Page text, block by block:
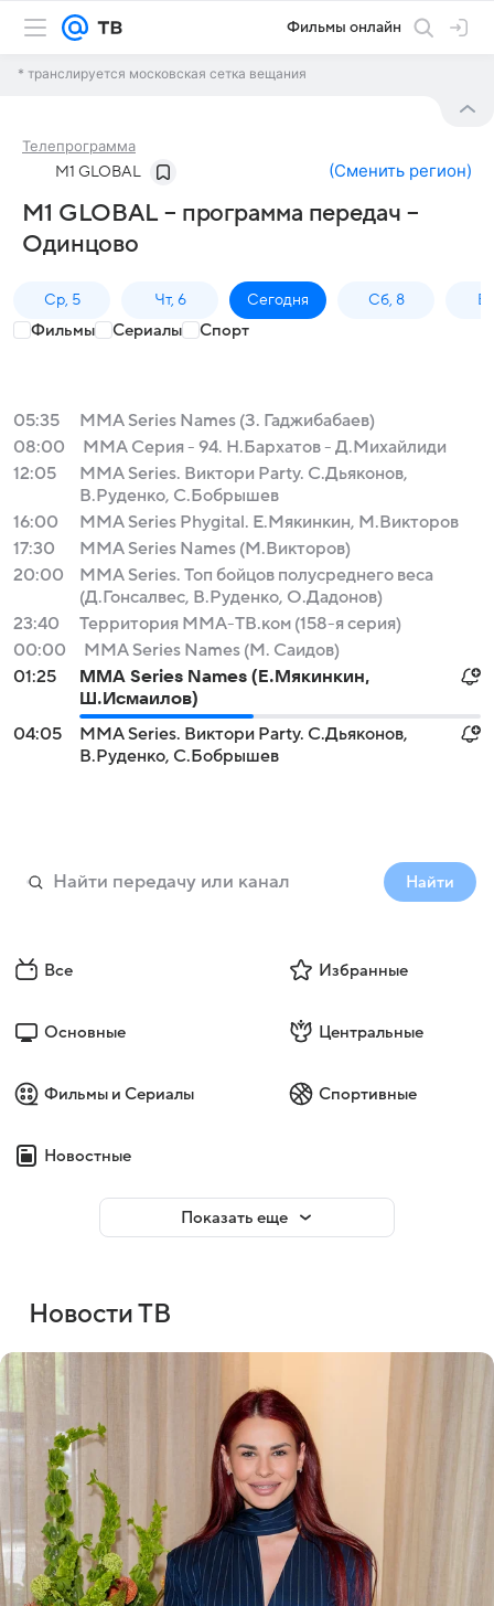
Фильмы онлайн
* транслируется московская сетка вещания
Телепрограмма
M1 GLOBAL (Сменить регион)
M1 GLOBAL – программа передач –
Одинцово
Ср, 5 Чт, 6 Сегодня Сб, 8
Фильмы Сериалы Спорт
05:35
MMA Series Names (З. Гаджибабаев)
08:00
ММА Серия - 94. Н.Бархатов - Д.Михайлиди
12:05
MMA Series. Виктори Party. С.Дьяконов,
В.Руденко, С.Бобрышев
16:00
MMA Series Phygital. Е.Мякинкин, М.Викторов
17:30
MMA Series Names (М.Викторов)
20:00
MMA Series. Топ бойцов полусреднего веса
(Д.Гонсалвес, В.Руденко, О.Дадонов)
23:40
Территория ММА-ТВ.ком (158-я серия)
00:00
MMA Series Names (М. Саидов)
01:25
MMA Series Names (Е.Мякинкин,
Ш.Исмаилов)
04:05
MMA Series. Виктори Party. С.Дьяконов,
В.Руденко, С.Бобрышев
Найти
Все Избранные
Основные Центральные
Фильмы и Сериалы Спортивные
Новостные
Показать еще
Новости ТВ